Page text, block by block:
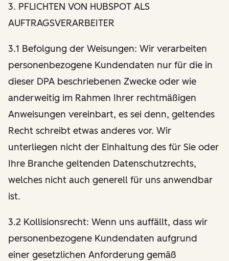
3. PFLICHTEN VON HUBSPOT ALS
AUFTRAGSVERARBEITER
3.1 Befolgung der Weisungen: Wir verarbeiten
personenbezogene Kundendaten nur für die in
dieser DPA beschriebenen Zwecke oder wie
anderweitig im Rahmen Ihrer rechtmäßigen
Anweisungen vereinbart, es sei denn, geltendes
Recht schreibt etwas anderes vor. Wir
unterliegen nicht der Einhaltung des für Sie oder
Ihre Branche geltenden Datenschutzrechts,
welches nicht auch generell für uns anwendbar
ist.
3.2 Kollisionsrecht: Wenn uns auffällt, dass wir
personenbezogene Kundendaten aufgrund
einer gesetzlichen Anforderung gemäß